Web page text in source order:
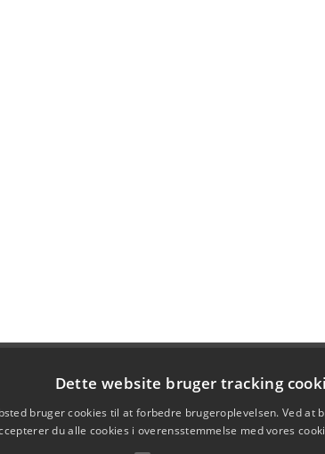
Dette website bruger tracking
bruger cookies til at forbedre brugeroplevelsen. Ved at
du alle cookies i overensstemmelse med vores